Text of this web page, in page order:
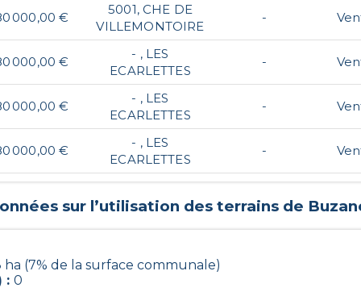
000,00 €
5001, CHE DE
VILLEMONTOIRE
-
000,00 €
- , LES
ECARLETTES
-
000,00 €
- , LES
ECARLETTES
-
000,00 €
- , LES
ECARLETTES
-
sur l’utilisation des terrains de
ha (7% de la surface communale)
: 0